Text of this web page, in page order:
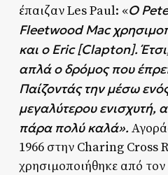
έπαιζαν Les Paul: «Ο
Fleetwood Mac
και ο Eric [Clapton].
απλά ο δρόμος που
Παίζοντάς την μέσω
μεγαλύτερου ενισχυτή,
πάρα πολύ καλά».
1966 στην Charing Cross
χρησιμοποιήθηκε από